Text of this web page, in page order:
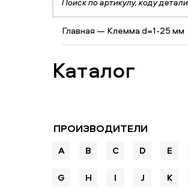
ПО ВИДУ
ОБОРУДОВАНИЯ
ПО ТИПУ ЗАПЧАСТЕЙ
Главная — Клемма d=1-25 мм
Каталог
ПРОИЗВОДИТЕЛИ
A B C D E
G H I J K